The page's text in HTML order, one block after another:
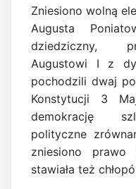
Zniesiono wolną
Augusta
dziedziczny,
Augustowi I z
pochodzili dwaj
Konstytucji 3
demokrację
polityczne
zniesiono prawo
stawiała też